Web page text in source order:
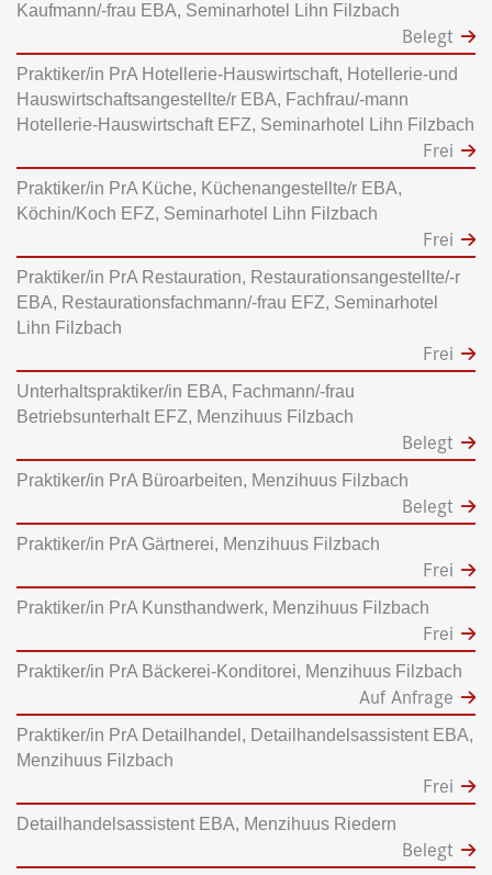
Kaufmann/-frau EBA, Seminarhotel Lihn Filzbach
Belegt
Praktiker/in PrA Hotellerie-Hauswirtschaft, Hotellerie-und
Hauswirtschaftsangestellte/r EBA, Fachfrau/-mann
Hotellerie-Hauswirtschaft EFZ, Seminarhotel Lihn Filzbach
Frei
Praktiker/in PrA Küche, Küchenangestellte/r EBA,
Köchin/Koch EFZ, Seminarhotel Lihn Filzbach
Frei
Praktiker/in PrA Restauration, Restaurationsangestellte/-r
EBA, Restaurationsfachmann/-frau EFZ, Seminarhotel
Lihn Filzbach
Frei
Unterhaltspraktiker/in EBA, Fachmann/-frau
Betriebsunterhalt EFZ, Menzihuus Filzbach
Belegt
Praktiker/in PrA Büroarbeiten, Menzihuus Filzbach
Belegt
Praktiker/in PrA Gärtnerei, Menzihuus Filzbach
Frei
Praktiker/in PrA Kunsthandwerk, Menzihuus Filzbach
Frei
Praktiker/in PrA Bäckerei-Konditorei, Menzihuus Filzbach
Auf Anfrage
Praktiker/in PrA Detailhandel, Detailhandelsassistent EBA,
Menzihuus Filzbach
Frei
Detailhandelsassistent EBA, Menzihuus Riedern
Belegt